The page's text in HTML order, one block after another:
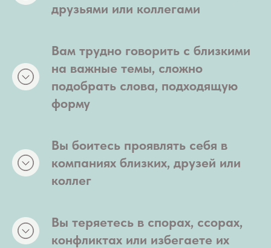
друзьями или коллегами
Вам трудно говорить с близкими
на важные темы, сложно
подобрать слова, подходящую
форму
Вы боитесь проявлять себя в
компаниях близких, друзей или
коллег
Вы теряетесь в спорах, ссорах,
конфликтах или избегаете их